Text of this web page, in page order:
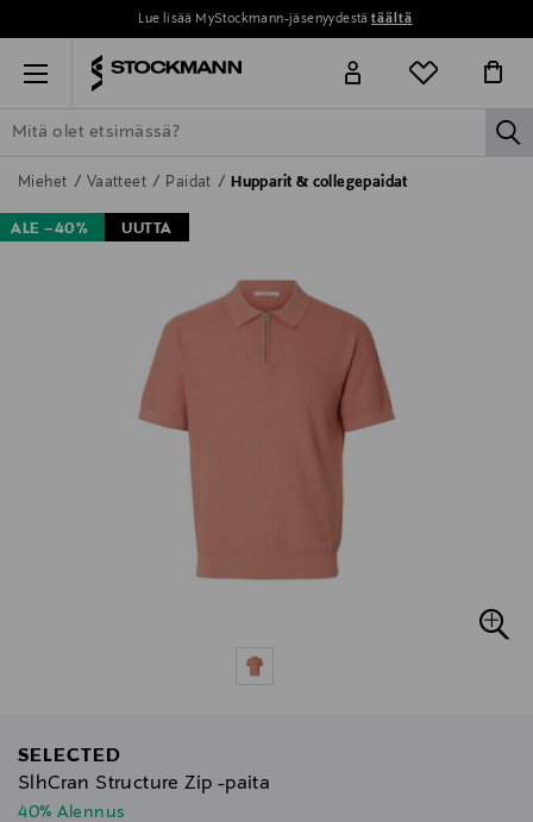
Lue lisää MyStockmann-jäsenyydestätäältä
Menu
ETSI KAIKKI NAISET MIEHET LAPSET KOTI
Miehet Vaatteet Paidat Hupparit & collegepaidat
ALE –40% UUTTA
SELECTED
SlhCran Structure Zip -paita
40% Alennus